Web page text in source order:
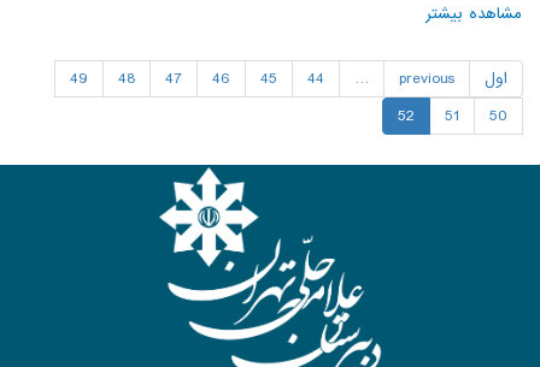
مشاهده بیشتر
اول previous
…
44
45
46
47
48
49
50
51
52